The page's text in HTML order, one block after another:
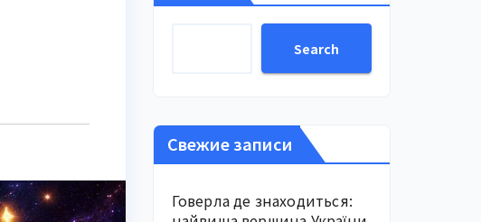
Search
Свежие записи
Говерла де знаходиться: